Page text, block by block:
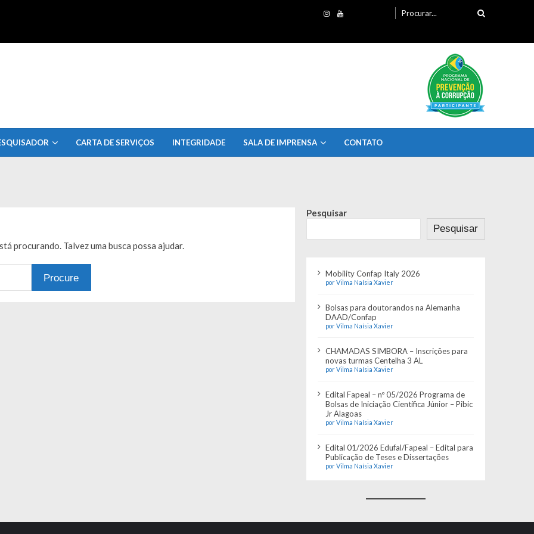
por:
CARTA DE SERVIÇOS INTEGRIDADE SALA DE IMPRENSA CONTATO
procurando. Talvez uma busca possa ajudar.
Pesquisar
Pesquisar
Mobility Confap Italy 2026
por Vilma Naísia Xavier
Bolsas para doutorandos na Alemanha
DAAD/Confap
por Vilma Naísia Xavier
CHAMADAS SIMBORA – Inscrições para
novas turmas Centelha 3 AL
por Vilma Naísia Xavier
Edital Fapeal – nº 05/2026 Programa de
Bolsas de Iniciação Científica Júnior – Pibic
Jr Alagoas
por Vilma Naísia Xavier
Edital 01/2026 Edufal/Fapeal – Edital para
Publicação de Teses e Dissertações
por Vilma Naísia Xavier